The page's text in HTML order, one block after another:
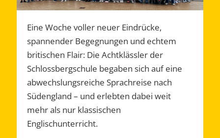
Eine Woche voller neuer Eindrücke,
spannender Begegnungen und echtem
britischen Flair: Die Achtklässler der
Schlossbergschule begaben sich auf eine
abwechslungsreiche Sprachreise nach
Südengland – und erlebten dabei weit
mehr als nur klassischen
Englischunterricht.